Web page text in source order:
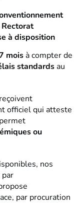
à disposition
moisà compter de
standardsau
officiel qui atteste
ou
nos
par procuration